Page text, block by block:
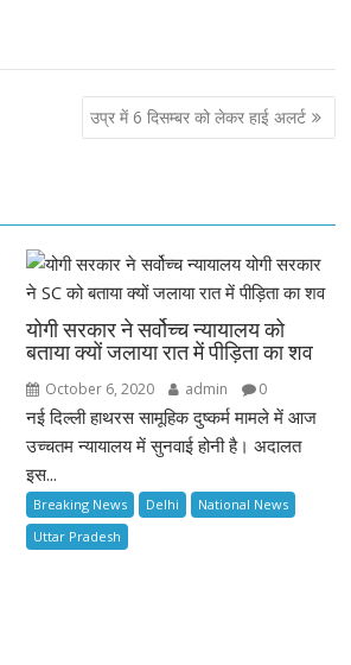
उप्र में 6 दिसम्बर को लेकर हाई अलर्ट
योगी सरकार ने सर्वोच्च न्यायालय को
बताया क्यों जलाया रात में पीड़िता का शव
October 6, 2020 admin 0
नई दिल्ली हाथरस सामूहिक दुष्कर्म मामले में आज
उच्चतम न्यायालय में सुनवाई होनी है। अदालत
इस...
Breaking News Delhi
National News
Uttar Pradesh